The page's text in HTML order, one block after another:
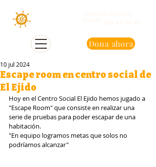
Dona ahora
Escape room en centro social de
El Ejido
10 jul 2024
Hoy en el Centro Social El Ejido hemos jugado a
"Escape Room" que consiste en realizar una
serie de pruebas para poder escapar de una
habitación.
"En equipo logramos metas que solos no
podríamos alcanzar"